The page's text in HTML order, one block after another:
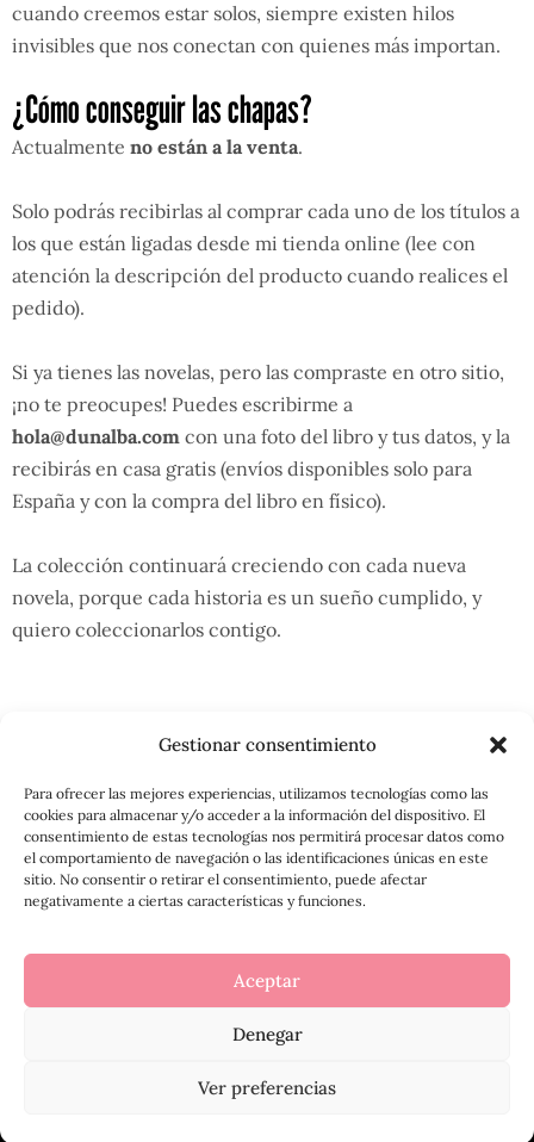
Gestionar consentimiento
Para ofrecer las mejores experiencias, utilizamos tecnologías como las
cookies para almacenar y/o acceder a la información del dispositivo. El
consentimiento de estas tecnologías nos permitirá procesar datos como
el comportamiento de navegación o las identificaciones únicas en este
sitio. No consentir o retirar el consentimiento, puede afectar
negativamente a ciertas características y funciones.
Aceptar
Denegar
Ver preferencias
cuando creemos estar solos, siempre existen hilos
invisibles que nos conectan con quienes más importan.
¿Cómo conseguir las chapas?
Actualmente no están a la venta.
Solo podrás recibirlas al comprar cada uno de los títulos a
los que están ligadas desde mi tienda online (lee con
atención la descripción del producto cuando realices el
pedido).
Si ya tienes las novelas, pero las compraste en otro sitio,
¡no te preocupes! Puedes escribirme a
hola@dunalba.com con una foto del libro y tus datos, y la
recibirás en casa gratis (envíos disponibles solo para
España y con la compra del libro en físico).
La colección continuará creciendo con cada nueva
novela, porque cada historia es un sueño cumplido, y
quiero coleccionarlos contigo.